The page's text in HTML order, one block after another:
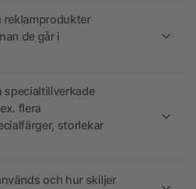
reklamprodukter
de går i
specialtillverkade
flera
storlekar
och hur skiljer